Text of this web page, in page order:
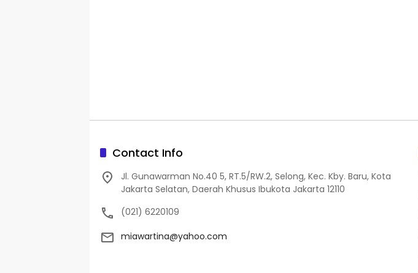
Contact Info
Jl. Gunawarman No.40 5, RT.5/RW.2, Selong, Kec. Kby. Baru, Kota
Jakarta Selatan, Daerah Khusus Ibukota Jakarta 12110
(021) 6220109
miawartina@yahoo.com